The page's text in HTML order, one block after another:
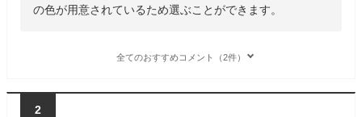
の色が用意されているため選ぶことができます。
全てのおすすめコメント（2件）
2